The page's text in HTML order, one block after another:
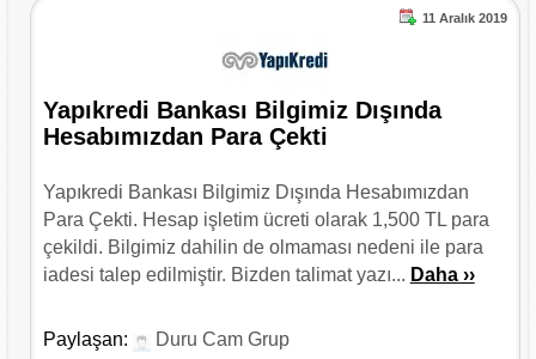
11 Aralık 2019
Yapıkredi Bankası Bilgimiz Dışında
Hesabımızdan Para Çekti
Yapıkredi Bankası Bilgimiz Dışında Hesabımızdan
Para Çekti. Hesap işletim ücreti olarak 1,500 TL para
çekildi. Bilgimiz dahilin de olmaması nedeni ile para
iadesi talep edilmiştir. Bizden talimat yazı... Daha ››
Paylaşan:
Duru Cam Grup